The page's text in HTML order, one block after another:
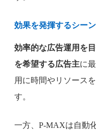
効果を発揮するシーン
効率的な広告運用を
を希望する広告主に
用に時間やリソース
す。
一方、P-MAXは自動